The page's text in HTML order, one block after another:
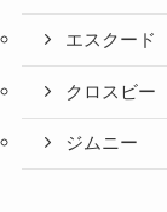
エスクード
クロスビー
ジムニー